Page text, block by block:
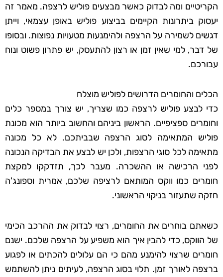
הקריטיים ומה לבדוק כאשר מבצעים פוליש לרצפה. מאמר זה
יעסוק ביתרונות הקיימים בביצוע פוליש באופן עצמאי, וייתן
דגשים לשמירה על הרצפה ולהימנעות מטעויות נפוצות. ובסופו
של דבר, למי שאין זמן או רצון להתעסק, יש פתרון פשוט ונוח
עבורכם.
הכלים והחומרים הדרושים לפוליש מוצלח
כדי לבצע פוליש לרצפה כמו שצריך, יש צורך במספר כלים
וחומרים ספציפיים. הראשון ביניהם והחשוב ביותר הוא מכונת
פוליש המתאימה לסוג הרצפה שבביתכם. לא כל מכונה
מתאימה לכל סוגי הרצפות, ולכן יש לבצע את הבדיקה הנכונה
לפני הרכישה או ההשכרה. מעבר לכך, תזדקקו למקצת
חומרים כמו ווקס המותאם לרציפה שלכם, אמרית וספונג'ה
חזקה שתעזור בניקוי הראשוני.
כשאתם בוחרים את החומרים, רצוי לבדוק את ההרכב הכימי
של הווקס, כדי להבין איך הוא משפיע על הרצפה שלכם. ישנם
חומרים שרצוי להימנע מהם כי הם עלולים להכתים או לפגוע
ברצפה לאורך זמן. תלוי בסוג הרצפה, לעיתים ניתן להשתמש